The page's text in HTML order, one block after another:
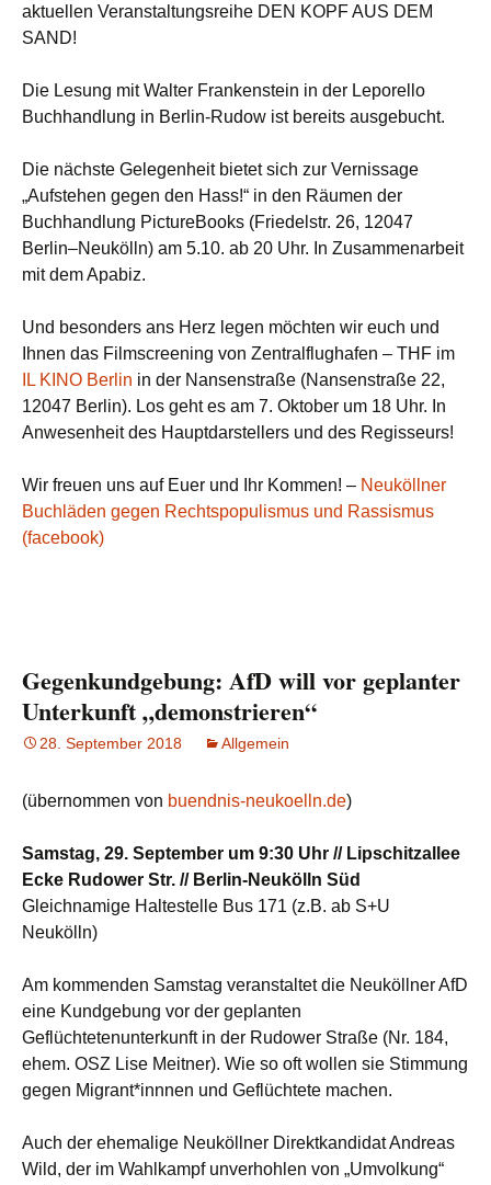
aktuellen Veranstaltungsreihe DEN KOPF AUS DEM
SAND!
Die Lesung mit Walter Frankenstein in der Leporello
Buchhandlung in Berlin-Rudow ist bereits ausgebucht.
Die nächste Gelegenheit bietet sich zur Vernissage
„Aufstehen gegen den Hass!“ in den Räumen der
Buchhandlung PictureBooks (Friedelstr. 26, 12047
Berlin–Neukölln) am 5.10. ab 20 Uhr. In Zusammenarbeit
mit dem Apabiz.
Und besonders ans Herz legen möchten wir euch und
Ihnen das Filmscreening von Zentralflughafen – THF im
IL KINO Berlin in der Nansenstraße (Nansenstraße 22,
12047 Berlin). Los geht es am 7. Oktober um 18 Uhr. In
Anwesenheit des Hauptdarstellers und des Regisseurs!
Wir freuen uns auf Euer und Ihr Kommen! – Neuköllner
Buchläden gegen Rechtspopulismus und Rassismus
(facebook)
Gegenkundgebung: AfD will vor geplanter
Unterkunft „demonstrieren“
28. September 2018 Allgemein
(übernommen von buendnis-neukoelln.de)
Samstag, 29. September um 9:30 Uhr // Lipschitzallee
Ecke Rudower Str. // Berlin-Neukölln Süd
Gleichnamige Haltestelle Bus 171 (z.B. ab S+U
Neukölln)
Am kommenden Samstag veranstaltet die Neuköllner AfD
eine Kundgebung vor der geplanten
Geflüchtetenunterkunft in der Rudower Straße (Nr. 184,
ehem. OSZ Lise Meitner). Wie so oft wollen sie Stimmung
gegen Migrant*innnen und Geflüchtete machen.
Auch der ehemalige Neuköllner Direktkandidat Andreas
Wild, der im Wahlkampf unverhohlen von „Umvolkung“